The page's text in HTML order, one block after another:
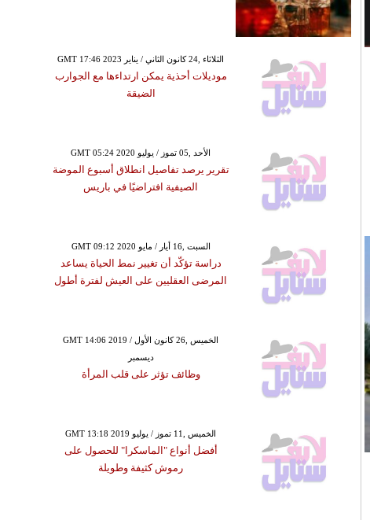
GMT 17:46 2023 الثلاثاء ,24 كانون الثاني / يناير
موديلات أحذية يمكن ارتداءها مع الجوارب
الضيقة
GMT 05:24 2020 الأحد ,05 تموز / يوليو
تقرير يرصد تفاصيل انطلاق أسبوع الموضة
الصيفية افتراضيًا في باريس
GMT 09:12 2020 السبت ,16 أيار / مايو
دراسة تؤكّد أن تغيير نمط الحياة يساعد
المرضى العقليين على العيش لفترة أطول
GMT 14:06 2019 الخميس ,26 كانون الأول /
ديسمبر
وظائف تؤثر على قلب المرأة
GMT 13:18 2019 الخميس ,11 تموز / يوليو
أفضل أنواع "الماسكرا" للحصول على
رموش كثيفة وطويلة